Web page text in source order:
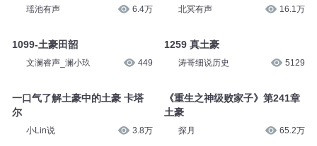
瑶池有声 6.4万
1099-土豪田韶
文澜睿声_澜小玖 449
一口气了解土豪中的土豪 卡塔
尔
小Lin说 3.8万
北冥有声 16.1万
1259 真土豪
涛哥细说历史 5129
《重生之神级败家子》第241章
土豪
探月 65.2万